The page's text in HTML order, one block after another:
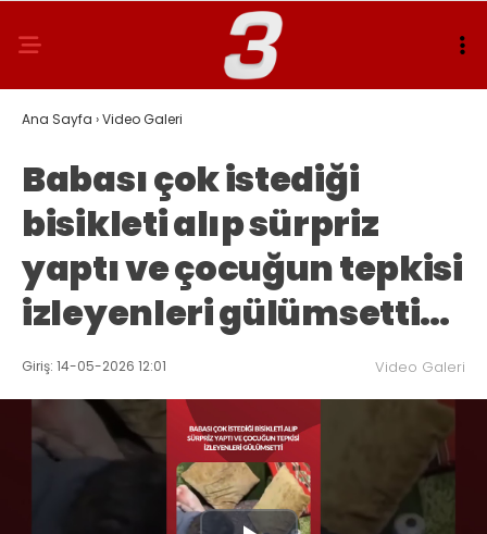
Ana Sayfa ›Video Galeri
Babası çok istediği
bisikleti alıp sürpriz
yaptı ve çocuğun tepkisi
izleyenleri gülümsetti…
Giriş: 14-05-2026 12:01 Video Galeri